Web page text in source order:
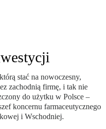
stać na nowoczesny,
zachodnią firmę, i tak nie
do użytku w Polsce –
koncernu farmaceutycznego
i Wschodniej.